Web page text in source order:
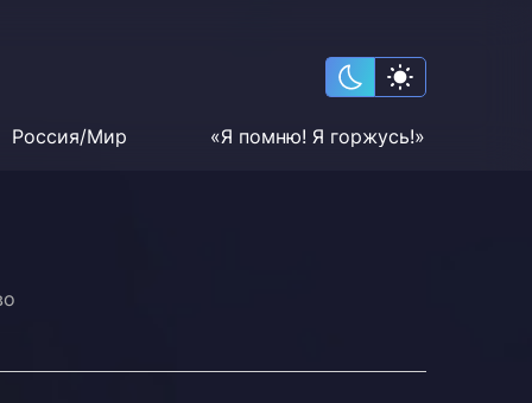
Россия/Мир «Я помню! Я горжусь!»